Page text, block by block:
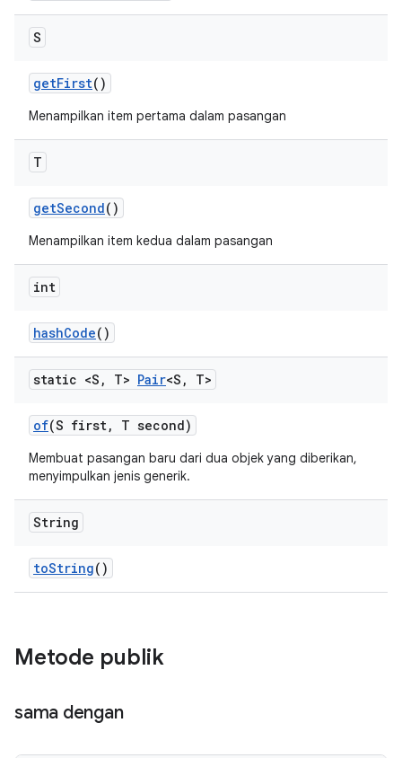
S
getFirst()
Menampilkan item pertama dalam pasangan
T
getSecond()
Menampilkan item kedua dalam pasangan
int
hashCode()
static <S , T> Pair<S , T>
of(S first, T second)
Membuat pasangan baru dari dua objek yang diberikan,
menyimpulkan jenis generik.
String
toString()
Metode publik
sama dengan